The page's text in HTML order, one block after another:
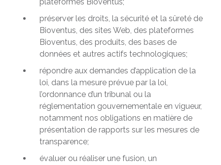
préserver les droits, la sécurité et la sûreté de
Bioventus, des sites Web, des plateformes
Bioventus, des produits, des bases de
données et autres actifs technologiques;
répondre aux demandes d’application de la
loi, dans la mesure prévue par la loi,
l’ordonnance d’un tribunal ou la
réglementation gouvernementale en vigueur,
notamment nos obligations en matière de
présentation de rapports sur les mesures de
transparence;
évaluer ou réaliser une fusion, un